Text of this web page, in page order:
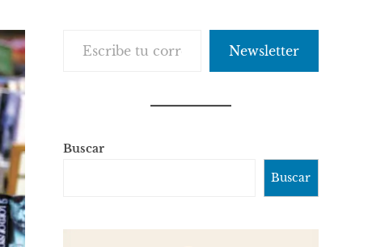
Newsletter
Buscar
Buscar